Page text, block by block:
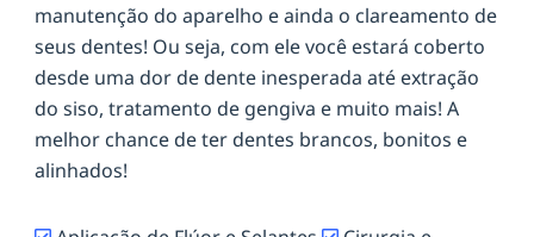
manutenção do aparelho e ainda o clareamento de
seus dentes! Ou seja, com ele você estará coberto
desde uma dor de dente inesperada até extração
do siso, tratamento de gengiva e muito mais! A
melhor chance de ter dentes brancos, bonitos e
alinhados!